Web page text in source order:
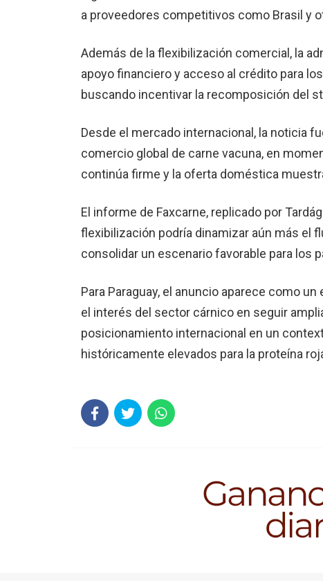
a proveedores competitivos como Brasil y
Además de la flexibilización comercial, la
apoyo financiero y acceso al crédito para
buscando incentivar la recomposición del
Desde el mercado internacional, la noticia
comercio global de carne vacuna, en
continúa firme y la oferta doméstica
El informe de Faxcarne, replicado por
flexibilización podría dinamizar aún más el
consolidar un escenario favorable para los
Para Paraguay, el anuncio aparece como
el interés del sector cárnico en seguir
posicionamiento internacional en un
históricamente elevados para la proteína